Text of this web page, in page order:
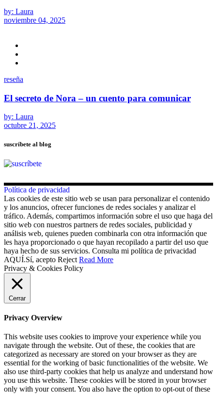
by: Laura
noviembre 04, 2025
reseña
El secreto de Nora – un cuento para comunicar
by: Laura
octubre 21, 2025
suscríbete al blog
Política de privacidad
Las cookies de este sitio web se usan para personalizar el contenido
y los anuncios, ofrecer funciones de redes sociales y analizar el
tráfico. Además, compartimos información sobre el uso que haga del
sitio web con nuestros partners de redes sociales, publicidad y
análisis web, quienes pueden combinarla con otra información que
les haya proporcionado o que hayan recopilado a partir del uso que
haya hecho de sus servicios. Consulta mi política de privacidad
AQUÍ.Sí, acepto Reject Read More
Privacy & Cookies Policy
Cerrar
Privacy Overview
This website uses cookies to improve your experience while you
navigate through the website. Out of these, the cookies that are
categorized as necessary are stored on your browser as they are
essential for the working of basic functionalities of the website. We
also use third-party cookies that help us analyze and understand how
you use this website. These cookies will be stored in your browser
only with your consent. You also have the option to opt-out of these